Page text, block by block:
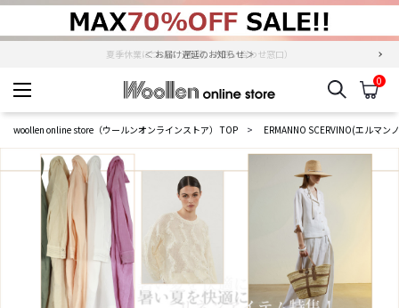
夏季休業について（出荷、お問い合わせ窓口）
woollen online store
検索 カ
0
woollen online store（ウールンオンラインストア） TOP ERMANNO SCERVINO(エルマン